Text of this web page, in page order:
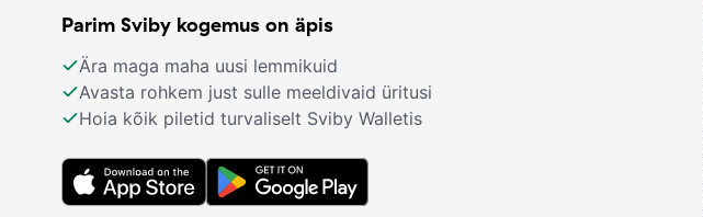
Parim Sviby kogemus on äpis
Ära maga maha uusi lemmikuid
Avasta rohkem just sulle meeldivaid üritusi
Hoia kõik piletid turvaliselt Sviby Walletis